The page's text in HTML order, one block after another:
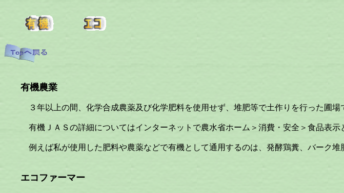
有機農業
３年以上の間、化学合成農薬及び化学肥料を使用せず、堆肥等で土作りを行った圃場
有機ＪＡＳの詳細についてはインターネットで農水省ホーム＞消費・安全＞食品表示
例えば私が使用した肥料や農薬などで有機として通用するのは、発酵鶏糞、バーク堆
エコファーマー